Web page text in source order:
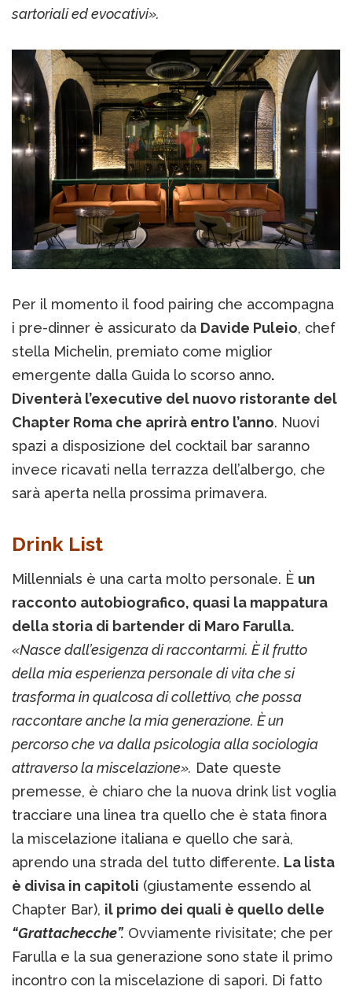
sartoriali ed evocativi».
Per il momento il food pairing che accompagna
i pre-dinner è assicurato da Davide Puleio, chef
stella Michelin, premiato come miglior
emergente dalla Guida lo scorso anno.
Diventerà l’executive del nuovo ristorante del
Chapter Roma che aprirà entro l’anno. Nuovi
spazi a disposizione del cocktail bar saranno
invece ricavati nella terrazza dell’albergo, che
sarà aperta nella prossima primavera.
Drink List
Millennials è una carta molto personale. È un
racconto autobiografico, quasi la mappatura
della storia di bartender di Maro Farulla.
«Nasce dall’esigenza di raccontarmi. È il frutto
della mia esperienza personale di vita che si
trasforma in qualcosa di collettivo, che possa
raccontare anche la mia generazione. È un
percorso che va dalla psicologia alla sociologia
attraverso la miscelazione». Date queste
premesse, è chiaro che la nuova drink list voglia
tracciare una linea tra quello che è stata finora
la miscelazione italiana e quello che sarà,
aprendo una strada del tutto differente. La lista
è divisa in capitoli (giustamente essendo al
Chapter Bar), il primo dei quali è quello delle
“Grattachecche”. Ovviamente rivisitate; che per
Farulla e la sua generazione sono state il primo
incontro con la miscelazione di sapori. Di fatto